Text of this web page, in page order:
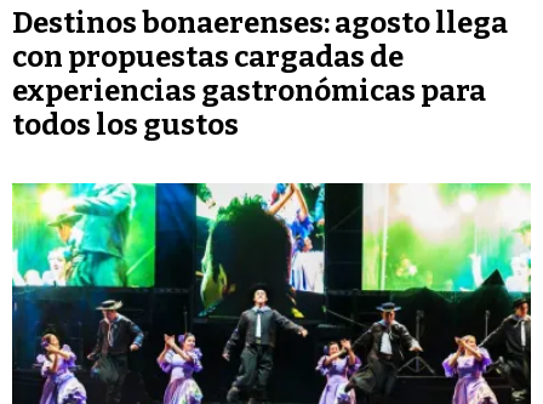
Destinos bonaerenses: agosto llega
con propuestas cargadas de
experiencias gastronómicas para
todos los gustos